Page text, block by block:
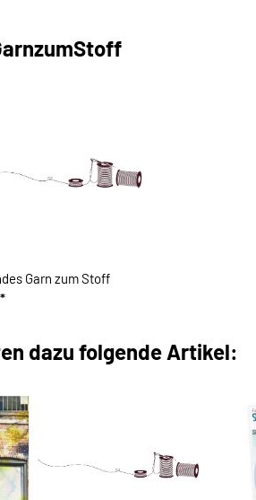
Garn zum Stoff
*
dazu folgende Artikel: